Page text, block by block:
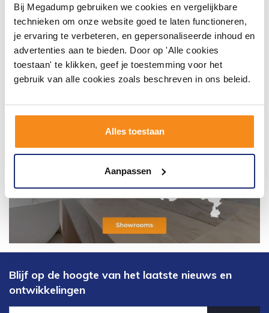
Bij Megadump gebruiken we cookies en vergelijkbare
technieken om onze website goed te laten functioneren,
je ervaring te verbeteren, en gepersonaliseerde inhoud en
advertenties aan te bieden. Door op 'Alle cookies
toestaan' te klikken, geef je toestemming voor het
gebruik van alle cookies zoals beschreven in ons beleid.
Alles toestaan
Aanpassen
Blijf op de hoogte van het laatste nieuws en
ontwikkelingen